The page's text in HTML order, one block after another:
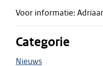
Voor informatie:
Categorie
Nieuws